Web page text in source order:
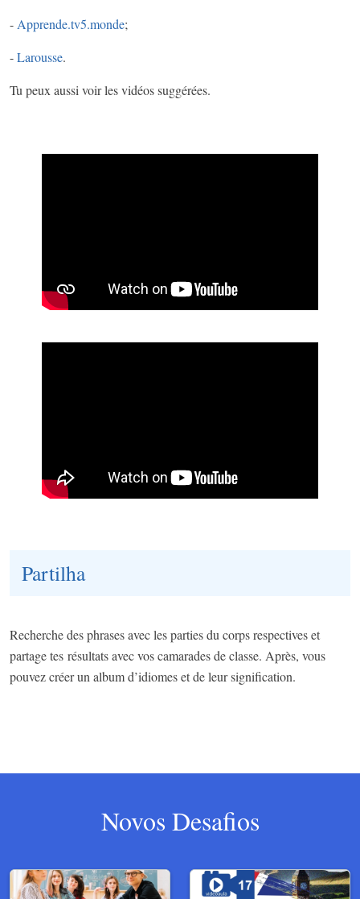
- Apprende.tv5.monde;
-Larousse.
Tu peux aussi voir les vidéos suggérées.
Partilha
Recherche des phrases avec les parties du corps respectives et
partage tes résultats avec vos camarades de classe. Après, vous
pouvez créer un album d’idiomes et de leur signification.
Novos Desafios